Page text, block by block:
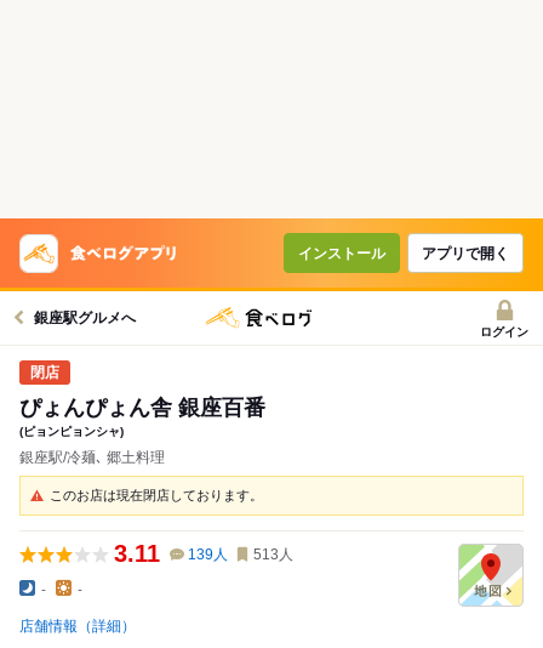
インストール アプリで開く
銀座駅グルメへ
ログイン
ぴょんぴょん舎 銀座百番
(ピョンピョンシャ)
銀座駅/冷麺､ 郷土料理
このお店は現在閉店しております。
3.11 139人 513 人
- -
店舗情報（詳細）